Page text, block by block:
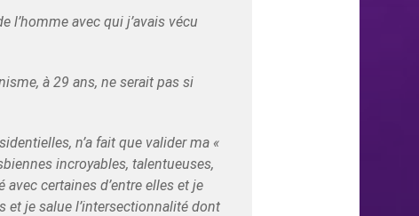
l’homme avec qui j’avais vécu
à 29 ans, ne serait pas si
n’a fait que valider ma «
incroyables, talentueuses,
certaines d’entre elles et je
et je salue l’intersectionnalité dont